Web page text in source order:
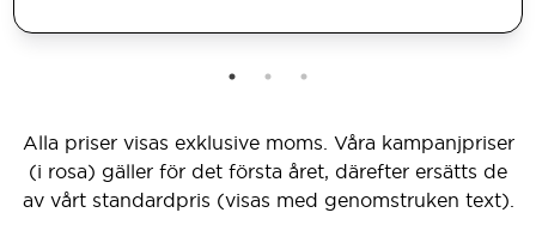
Alla priser visas exklusive moms. Våra kampanjpriser
(i rosa) gäller för det första året, därefter ersätts de
av vårt standardpris (visas med genomstruken text).